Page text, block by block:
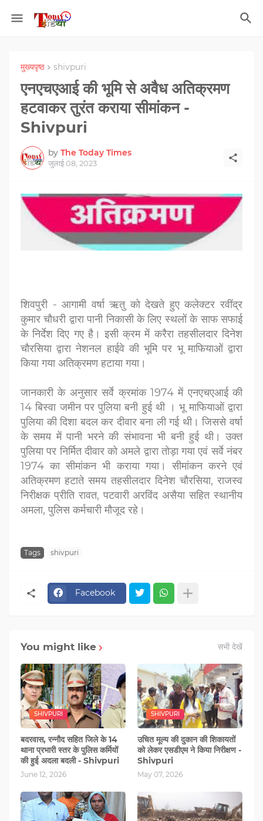
मुख्यपृष्ठ shivpuri
एनएचएआई की भूमि से अवैध अतिक्रमण
हटवाकर तुरंत कराया सीमांकन -
Shivpuri
by The Today Times
जुलाई 08, 2023
शिवपुरी - आगामी वर्षा ऋतु को देखते हुए कलेक्टर रवींद्र
कुमार चौधरी द्वारा पानी निकासी के लिए स्थलों के साफ सफाई
के निर्देश दिए गए है। इसी क्रम में करैरा तहसीलदार दिनेश
चौरसिया द्वारा नेशनल हाईवे की भूमि पर भू माफियाओं द्वारा
किया गया अतिक्रमण हटाया गया।
जानकारी के अनुसार सर्वे क्रमांक 1974 में एनएचएआई की
14 बिस्वा जमीन पर पुलिया बनी हुई थी । भू माफियाओं द्वारा
पुलिया की दिशा बदल कर दीवार बना ली गई थी। जिससे वर्षा
के समय में पानी भरने की संभावना भी बनी हुई थी। उक्त
पुलिया पर निर्मित दीवार को अमले द्वारा तोड़ा गया एवं सर्वे नंबर
1974 का सीमांकन भी कराया गया। सीमांकन करने एवं
अतिक्रमण हटाते समय तहसीलदार दिनेश चौरसिया, राजस्व
निरीक्षक प्रीति रावत, पटवारी अरविंद असैया सहित स्थानीय
अमला, पुलिस कर्मचारी मौजूद रहे।
Tags shivpuri
Facebook
You might like सभी देखें
SHIVPURI
बदरवास, रन्‍नौद सहित जिले के 14
थाना प्रभारी स्‍तर के पुलिस कर्मियों
की हुई अदला बदली - Shivpuri
June 12, 2026
SHIVPURI
उचित मूल्य की दुकान की शिकायतों
को लेकर एसडीएम ने किया निरीक्षण -
Shivpuri
May 07, 2026